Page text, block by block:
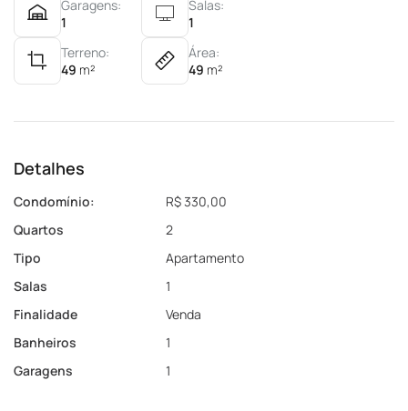
Garagens:
1
Salas:
1
Terreno:
49 m²
Área:
49 m²
Detalhes
Condomínio:
R$ 330,00
Quartos
2
Tipo
Apartamento
Salas
1
Finalidade
Venda
Banheiros
1
Garagens
1